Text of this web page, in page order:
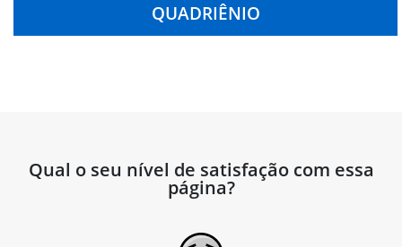
QUADRIÊNIO
Qual o seu nível de satisfação com essa
página?